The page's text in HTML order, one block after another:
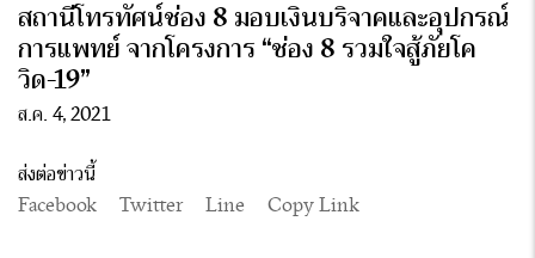
สถานีโทรทัศน์ช่อง 8 มอบเงินบริจาคและอุปกรณ์
การแพทย์ จากโครงการ “ช่อง 8 รวมใจสู้ภัยโค
วิด-19”
ส.ค. 4, 2021
ส่งต่อข่าวนี้
Facebook
Twitter Line Copy Link